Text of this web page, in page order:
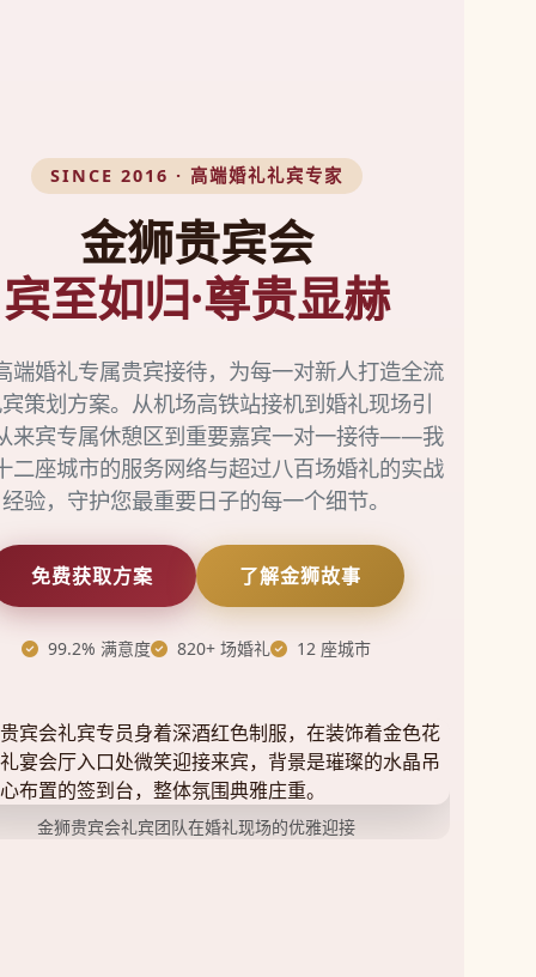
SINCE 2016 · 高端婚礼礼宾专家
金狮贵宾会
宾至如归·尊贵显赫
端婚礼专属贵宾接待，为每一对新人打造全流
策划方案。从机场高铁站接机到婚礼现场引
来宾专属休憩区到重要嘉宾一对一接待——我
二座城市的服务网络与超过八百场婚礼的实战
经验，守护您最重要日子的每一个细节。
免费获取方案 了解金狮故事
99.2% 满意度 820+ 场婚礼 12 座城市
金狮贵宾会礼宾团队在婚礼现场的优雅迎接